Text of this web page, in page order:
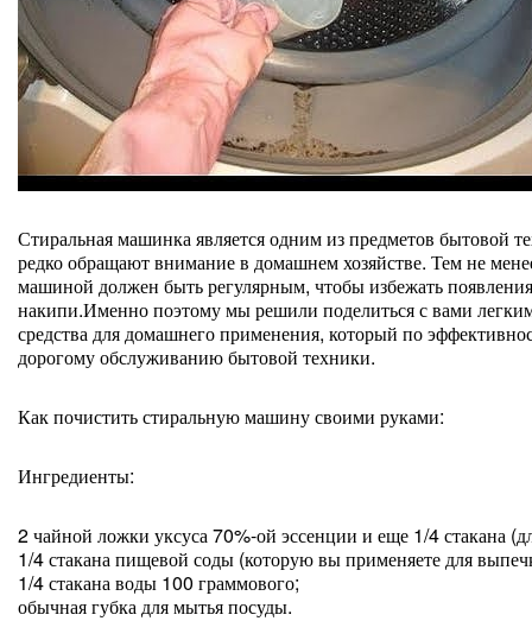
Стиральная машинка является одним из предметов бытовой
редко обращают внимание в домашнем хозяйстве. Тем не
машиной должен быть регулярным, чтобы избежать
накипи.Именно поэтому мы решили поделиться с вами
средства для домашнего применения, который по
дорогому обслуживанию бытовой техники.
Как почистить стиральную машину своими руками:
Ингредиенты:
2 чайной ложки уксуса 70%-ой эссенции и еще 1/4 стакана
1/4 стакана пищевой соды (которую вы применяете для
1/4 стакана воды 100 граммового;
обычная губка для мытья посуды.